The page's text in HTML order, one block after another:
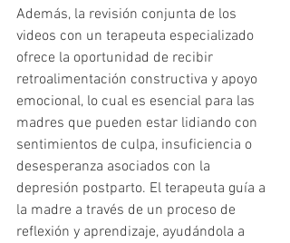
Además, la revisión conjunta de los
videos con un terapeuta especializado
ofrece la oportunidad de recibir
retroalimentación constructiva y apoyo
emocional, lo cual es esencial para las
madres que pueden estar lidiando con
sentimientos de culpa, insuficiencia o
desesperanza asociados con la
depresión postparto. El terapeuta guía a
la madre a través de un proceso de
reflexión y aprendizaje, ayudándola a